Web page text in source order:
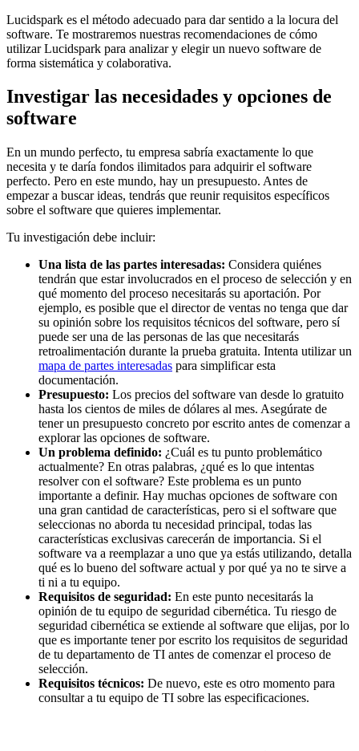
Lucidspark es el método adecuado para dar sentido a la locura del
software. Te mostraremos nuestras recomendaciones de cómo
utilizar Lucidspark para analizar y elegir un nuevo software de
forma sistemática y colaborativa.
Investigar las necesidades y opciones de
software
En un mundo perfecto, tu empresa sabría exactamente lo que
necesita y te daría fondos ilimitados para adquirir el software
perfecto. Pero en este mundo, hay un presupuesto. Antes de
empezar a buscar ideas, tendrás que reunir requisitos específicos
sobre el software que quieres implementar.
Tu investigación debe incluir:
Una lista de las partes interesadas: Considera quiénes
tendrán que estar involucrados en el proceso de selección y en
qué momento del proceso necesitarás su aportación. Por
ejemplo, es posible que el director de ventas no tenga que dar
su opinión sobre los requisitos técnicos del software, pero sí
puede ser una de las personas de las que necesitarás
retroalimentación durante la prueba gratuita. Intenta utilizar un
mapa de partes interesadas para simplificar esta
documentación.
Presupuesto: Los precios del software van desde lo gratuito
hasta los cientos de miles de dólares al mes. Asegúrate de
tener un presupuesto concreto por escrito antes de comenzar a
explorar las opciones de software.
Un problema definido: ¿Cuál es tu punto problemático
actualmente? En otras palabras, ¿qué es lo que intentas
resolver con el software? Este problema es un punto
importante a definir. Hay muchas opciones de software con
una gran cantidad de características, pero si el software que
seleccionas no aborda tu necesidad principal, todas las
características exclusivas carecerán de importancia. Si el
software va a reemplazar a uno que ya estás utilizando, detalla
qué es lo bueno del software actual y por qué ya no te sirve a
ti ni a tu equipo.
Requisitos de seguridad: En este punto necesitarás la
opinión de tu equipo de seguridad cibernética. Tu riesgo de
seguridad cibernética se extiende al software que elijas, por lo
que es importante tener por escrito los requisitos de seguridad
de tu departamento de TI antes de comenzar el proceso de
selección.
Requisitos técnicos: De nuevo, este es otro momento para
consultar a tu equipo de TI sobre las especificaciones.